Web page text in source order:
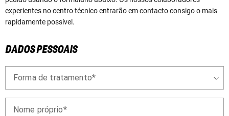
experientes no centro técnico entrarão em contacto consigo o mais
rapidamente possível.
DADOS PESSOAIS
Forma de tratamento
Nome próprio